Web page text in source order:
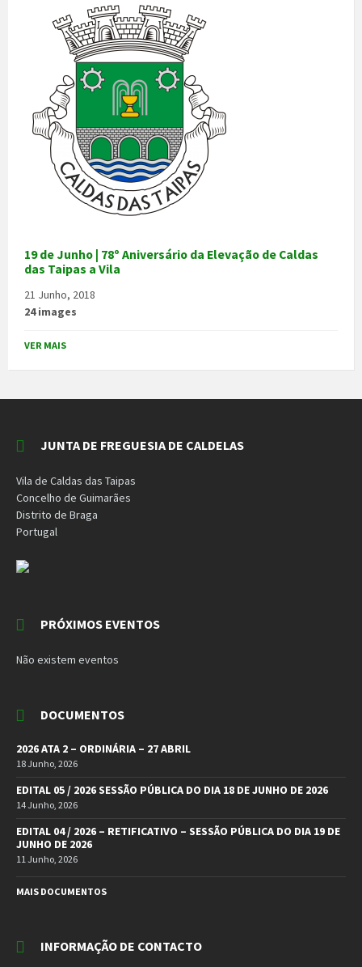
19 de Junho | 78º Aniversário da Elevação de Caldas
das Taipas a Vila
21 Junho, 2018
24 images
VER MAIS
JUNTA DE FREGUESIA DE CALDELAS
Vila de Caldas das Taipas
Concelho de Guimarães
Distrito de Braga
Portugal
PRÓXIMOS EVENTOS
Não existem eventos
DOCUMENTOS
2026 ATA 2 – ORDINÁRIA – 27 ABRIL
18 Junho, 2026
EDITAL 05 / 2026 SESSÃO PÚBLICA DO DIA 18 DE JUNHO DE 2026
14 Junho, 2026
EDITAL 04 / 2026 – RETIFICATIVO – SESSÃO PÚBLICA DO DIA 19 DE
JUNHO DE 2026
11 Junho, 2026
MAIS DOCUMENTOS
INFORMAÇÃO DE CONTACTO